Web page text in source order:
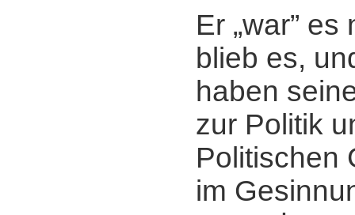
Er „war”
blieb es,
haben
zur Politik
Politischen
im